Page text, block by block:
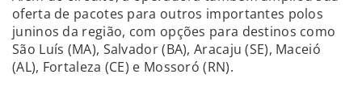
oferta de pacotes para outros importantes polos
juninos da região, com opções para destinos como
São Luís (MA), Salvador (BA), Aracaju (SE), Maceió
(AL), Fortaleza (CE) e Mossoró (RN).